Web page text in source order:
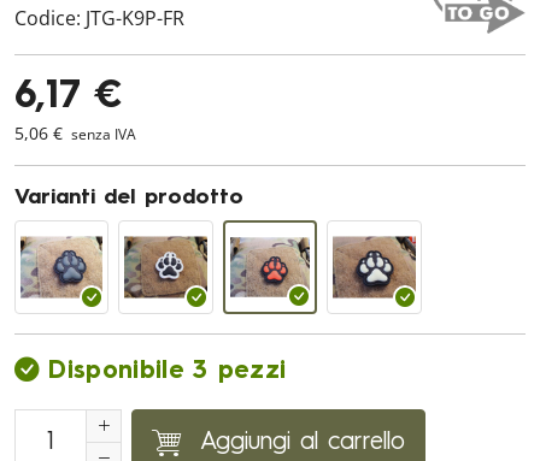
Codice: JTG-K9P-FR
6,17 €
5,06 € senza IVA
Varianti del prodotto
Disponibile 3 pezzi
Aggiungi al carrello